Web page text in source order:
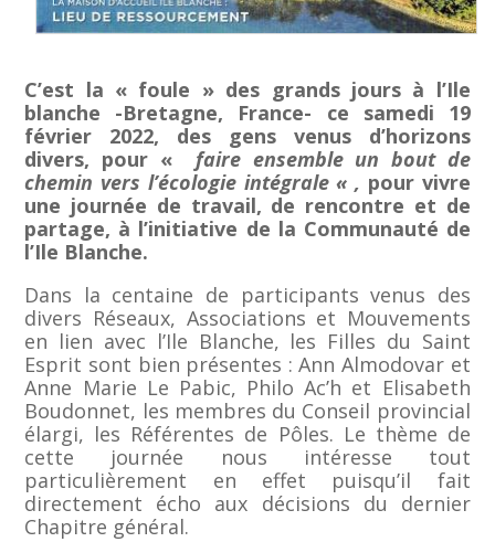
C’est la « foule » des grands jours à l’Ile
blanche -Bretagne, France- ce samedi 19
février 2022, des gens venus d’horizons
divers, pour «
faire ensemble un bout de
chemin vers l’écologie intégrale « , pour vivre
une journée de travail, de rencontre et de
partage, à l’initiative de la Communauté de
l’Ile Blanche.
Dans la centaine de participants venus des
divers Réseaux, Associations et Mouvements
en lien avec l’Ile Blanche, les Filles du Saint
Esprit sont bien présentes : Ann Almodovar et
Anne Marie Le Pabic, Philo Ac’h et Elisabeth
Boudonnet, les membres du Conseil provincial
élargi, les Référentes de Pôles. Le thème de
cette journée nous intéresse tout
particulièrement en effet puisqu’il fait
directement écho aux décisions du dernier
Chapitre général.